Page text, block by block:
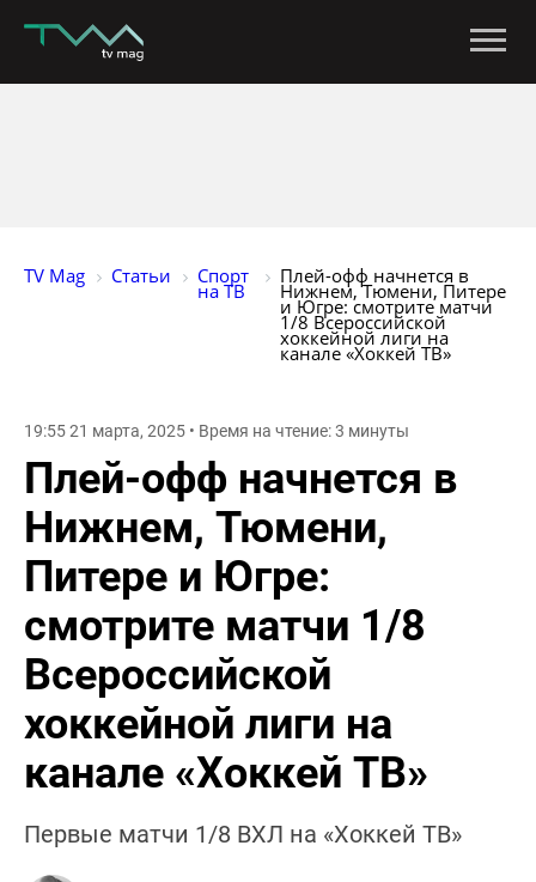
TV Mag Статьи Спорт
на ТВ
Плей-офф начнется в
Нижнем, Тюмени, Питере
и Югре: смотрите матчи
1/8 Всероссийской
хоккейной лиги на
канале «Хоккей ТВ»
19:55 21 марта, 2025 • Время на чтение: 3 минуты
Плей-офф начнется в
Нижнем, Тюмени,
Питере и Югре:
смотрите матчи 1/8
Всероссийской
хоккейной лиги на
канале «Хоккей ТВ»
Первые матчи 1/8 ВХЛ на «Хоккей ТВ»